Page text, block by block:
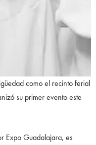
como el recinto ferial
su primer evento este
Expo Guadalajara, es